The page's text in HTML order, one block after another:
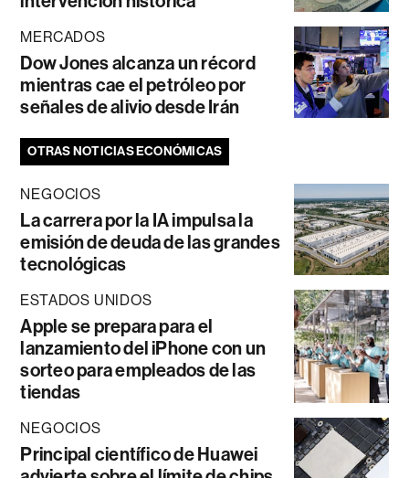
MERCADOS
Dow Jones alcanza un récord
mientras cae el petróleo por
señales de alivio desde Irán
OTRAS NOTICIAS ECONÓMICAS
NEGOCIOS
La carrera por la IA impulsa la
emisión de deuda de las grandes
tecnológicas
ESTADOS UNIDOS
Apple se prepara para el
lanzamiento del iPhone con un
sorteo para empleados de las
tiendas
NEGOCIOS
Principal científico de Huawei